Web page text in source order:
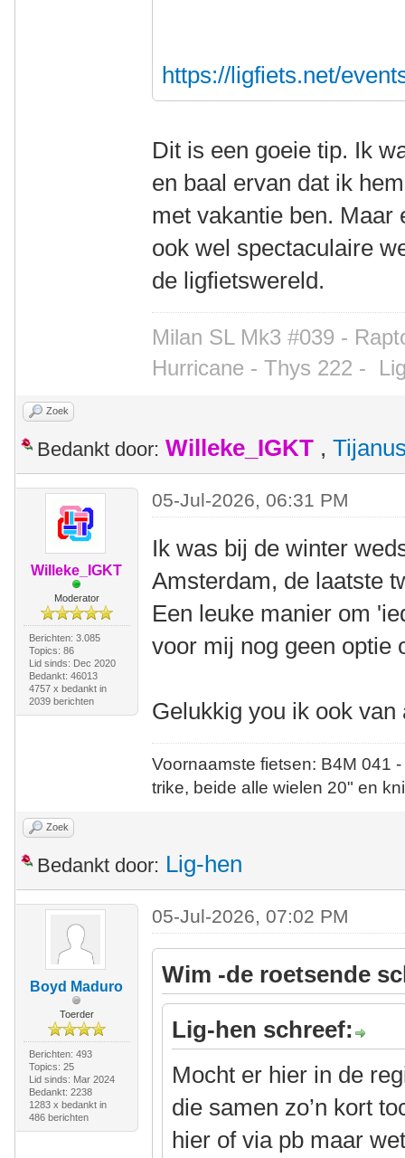
https://ligfiets.net/
Dit is een goeie tip. Ik
en baal ervan dat ik
met vakantie ben. Maar
ook wel spectaculaire
de ligfietswereld.
Milan SL Mk3 #039 -
Hurricane - Thys 222 -
Zoek
Bedankt door: Willeke_IGKT ,
Willeke_IGKT
Moderator
Berichten: 3.085
Topics: 86
Lid sinds: Dec 2020
Bedankt: 46013
4757 x bedankt in
2039 berichten
05-Jul-2026, 06:31 PM
Ik was bij de winter
Amsterdam, de laatste
Een leuke manier om
voor mij nog geen optie
Gelukkig you ik ook van
Voornaamste fietsen: B4M
trike, beide alle wielen 20" en
Zoek
Bedankt door: Lig-hen
Boyd Maduro
Toerder
Berichten: 493
Topics: 25
Lid sinds: Mar 2024
Bedankt: 2238
1283 x bedankt in
486 berichten
05-Jul-2026, 07:02 PM
Wim -de roetsende
Lig-hen schreef:
Mocht er hier in de
die samen zo’n kort
hier of via pb maar